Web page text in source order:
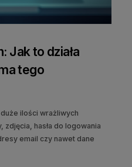
Jak to działa
tego
ilości wrażliwych
hasła do logowania
email czy nawet dane